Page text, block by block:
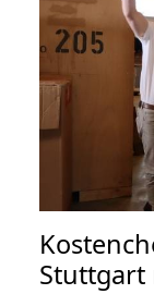
Stuttgart